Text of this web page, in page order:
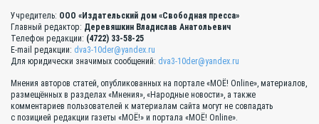
Учредитель: ООО «Издательский дом «Свободная пресса»
Главный редактор: Деревяшкин Владислав Анатольевич
Телефон редакции: (4722) 33-58-25
E-mail редакции: dva3-10der@yandex.ru
Для юридически значимых сообщений: dva3-10der@yandex.ru
Мнения авторов статей, опубликованных на портале «МОЁ! Online», материалов,
размещённых в разделах «Мнения», «Народные новости», а также
комментариев пользователей к материалам сайта могут не совпадать
с позицией редакции газеты «МОЁ!» и портала «МОЁ! Online».